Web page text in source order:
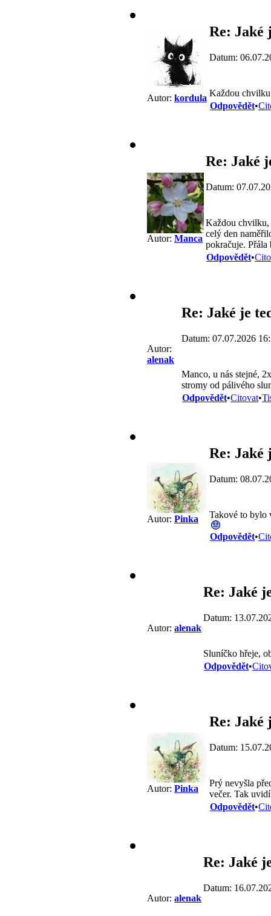
Autor: kordula
Re: Jaké
Datum:
Každou
Odpovědět•
Autor: Manca
Re: Jaké
Datum:
Každou chvilku,
celý den
pokračuje. Přála
Odpovědět•
Autor:
alenak
Re: Jaké je
Datum: 07.07.2026
Manco, u nás stejné,
stromy od pálivého
Odpovědět•Citovat•
Autor: Pinka
Re: Jaké
Datum:
Takové to bylo
Odpovědět•
Autor: alenak
Re: Jaké
Datum:
Sluníčko hřeje,
Odpovědět•
Autor: Pinka
Re: Jaké
Datum:
Prý nevyšla
večer. Tak
Odpovědět•
Autor: alenak
Re: Jaké
Datum: